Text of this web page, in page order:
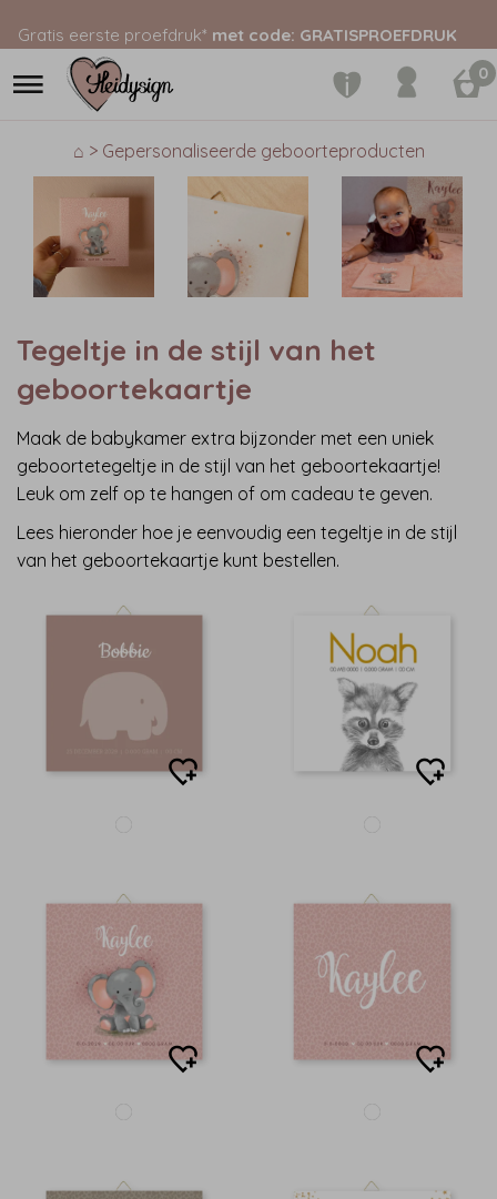
Gratis eerste proefdruk* met code: GRATISPROEFDRUK
0
⌂ > Gepersonaliseerde geboorteproducten
Tegeltje in de stijl van het
geboortekaartje
Maak de babykamer extra bijzonder met een uniek
geboortetegeltje in de stijl van het geboortekaartje!
Leuk om zelf op te hangen of om cadeau te geven.
Lees hieronder hoe je eenvoudig een tegeltje in de stijl
van het geboortekaartje kunt bestellen.